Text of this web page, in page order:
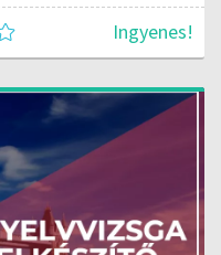
Ingyenes!